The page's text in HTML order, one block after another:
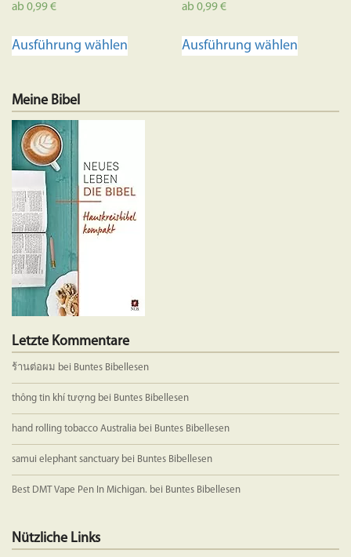
ab 0,99€
Ausführung wählen
Varianten
können
auf
ab0,99€
Ausführung wählen
Meine Bibel
Letzte Kommentare
ร้านต่อผม bei Buntes Bibellesen
thông tin khí tượng bei Buntes Bibellesen
hand rolling tobacco Australia bei Buntes Bibellesen
samui elephant sanctuary bei Buntes Bibellesen
Best DMT Vape Pen In Michigan. bei Buntes Bibellesen
Nützliche Links